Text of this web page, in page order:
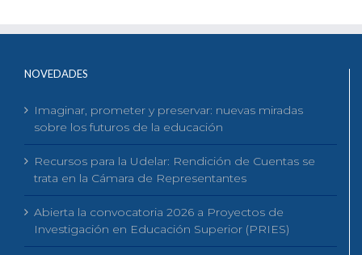
NOVEDADES
Imaginar, prometer y preservar: nuevas miradas
sobre los futuros de la educación
Recursos para la Udelar: Rendición de Cuentas se
trata en la Cámara de Representantes
Abierta la convocatoria 2026 a Proyectos de
Investigación en Educación Superior (PRIES)